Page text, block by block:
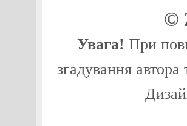
©
Увага! При
згадування